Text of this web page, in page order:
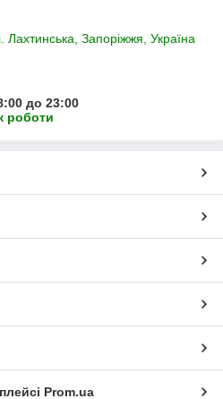
Запоріжжя, Україна
до 23:00
роботи
Prom.ua